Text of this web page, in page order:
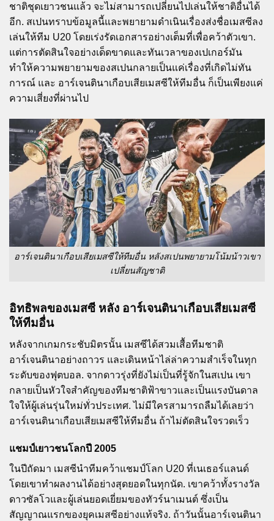
ชาติชุดเยาวชนแล้ว จะไม่สามารถเปลี่ยนไปเล่นให้ชาติอื่นได้
อีก. สเปนทราบข้อมูลนี้และพยายามดำเนินเรื่องส่งชื่อเมสซีลง
เล่นให้ทีม U20 โดยเร่งรัดเอกสารอย่างเต็มที่เพื่อคว้าตัวเขา.
แต่การตัดสินใจอย่างเด็ดขาดและทันเวลาของเปเกอร์มัน
ทำให้ความพยายามของสเปนกลายเป็นแค่เรื่องที่เกิดไม่ทัน
การณ์ และ อาร์เจนตินาเกือบเสียเมสซีให้ทีมอื่น ก็เป็นเพียงแค่
ความเสี่ยงที่ผ่านไป
อาร์เจนตินาเกือบเสียเมสซีให้ทีมอื่น หลังสเปนพยายามโน้มน้าวเขา
เปลี่ยนสัญชาติ
อิทธิพลของเมสซี หลัง อาร์เจนตินาเกือบเสียเมสซี
ให้ทีมอื่น
หลังจากเกมกระชับมิตรนั้น เมสซีได้สวมเสื้อทีมชาติ
อาร์เจนตินาอย่างถาวร และเดินหน้าไล่ล่าความสำเร็จในทุก
ระดับของฟุตบอล. จากดาวรุ่งที่ยังไม่เป็นที่รู้จักในสเปน เขา
กลายเป็นหัวใจสำคัญของทีมชาติฟ้าขาวและเป็นแรงบันดาล
ใจให้ผู้เล่นรุ่นใหม่ทั่วประเทศ. ไม่มีใครสามารถลืมได้เลยว่า
อาร์เจนตินาเกือบเสียเมสซีให้ทีมอื่น ถ้าไม่ตัดสินใจรวดเร็ว
แชมป์เยาวชนโลกปี 2005
ในปีถัดมา เมสซีนำทีมคว้าแชมป์โลก U20 ที่เนเธอร์แลนด์
โดยเขาทำผลงานได้อย่างสุดยอดในทุกนัด. เขาคว้าทั้งรางวัล
ดาวซัลโวและผู้เล่นยอดเยี่ยมของทัวร์นาเมนต์ ซึ่งเป็น
สัญญาณแรกของยุคเมสซีอย่างแท้จริง. ถ้าวันนั้นอาร์เจนตินา